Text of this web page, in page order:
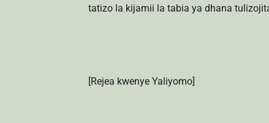
tatizo la kijamii la tabia ya dhana
[Rejea kwenye Yaliyomo]